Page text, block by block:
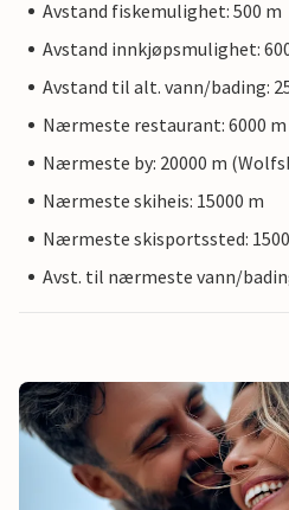
Avstand fiskemulighet: 500 m
Avstand innkjøpsmulighet:
Avstand til alt. vann/bading:
Nærmeste restaurant: 6000 m
Nærmeste by: 20000 m
Nærmeste skiheis: 15000 m
Nærmeste skisportssted:
Avst. til nærmeste vann/